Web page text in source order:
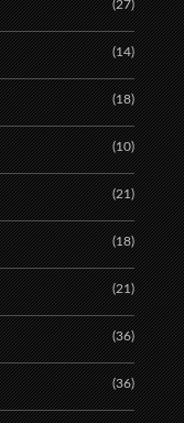
(27)
(14)
(18)
(10)
(21)
(18)
(21)
(36)
(36)